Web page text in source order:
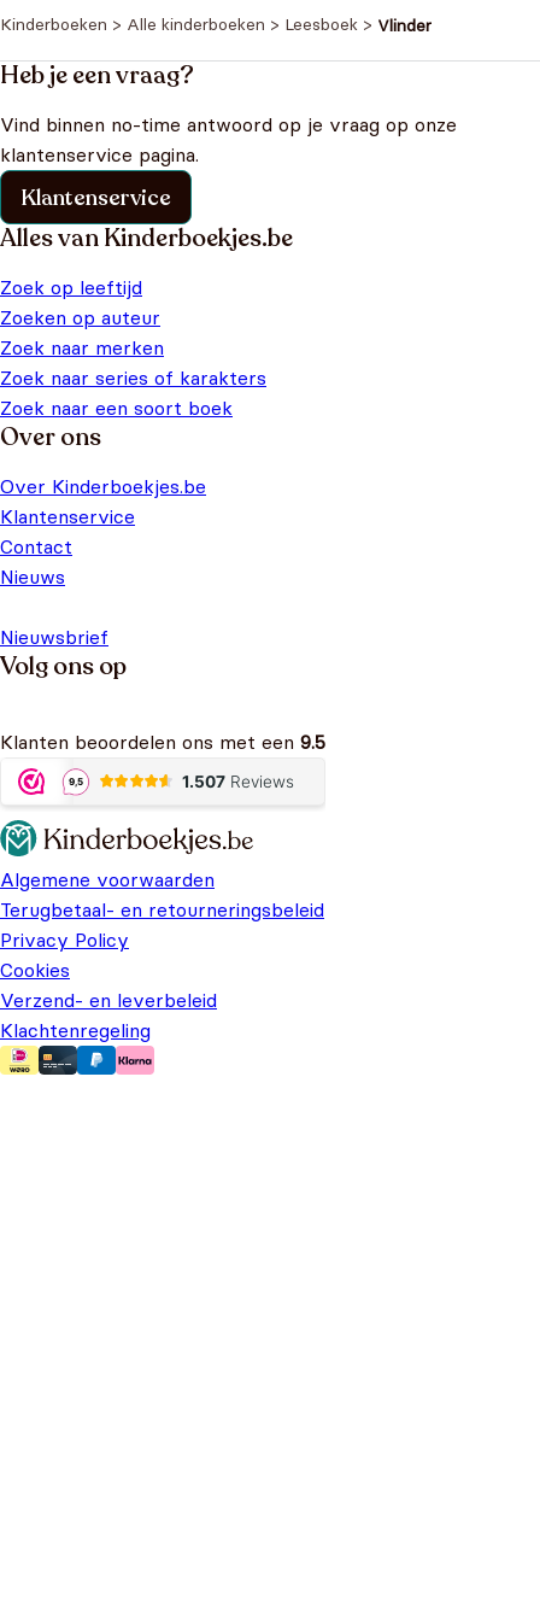
Kinderboeken > Alle kinderboeken > Leesboek > Vlinder
Heb je een vraag?
Vind binnen no-time antwoord op je vraag op onze
klantenservice pagina.
Klantenservice
Alles van Kinderboekjes.be
Zoek op leeftijd
Zoeken op auteur
Zoek naar merken
Zoek naar series of karakters
Zoek naar een soort boek
Over ons
Over Kinderboekjes.be
Klantenservice
Contact
Nieuws
Nieuwsbrief
Volg ons op
Klanten beoordelen ons met een 9.5
Algemene voorwaarden
Terugbetaal- en retourneringsbeleid
Privacy Policy
Cookies
Verzend- en leverbeleid
Klachtenregeling